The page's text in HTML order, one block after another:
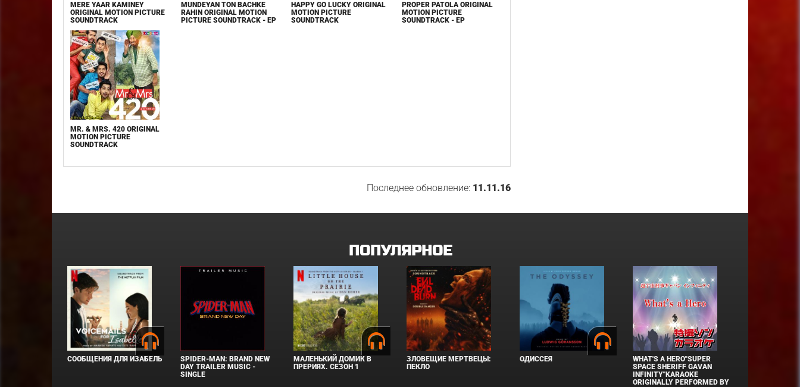
MERE YAAR KAMINEY
ORIGINAL MOTION PICTURE
SOUNDTRACK
MUNDEYAN TON BACHKE
RAHIN ORIGINAL MOTION
PICTURE SOUNDTRACK - EP
HAPPY GO LUCKY ORIGINAL
MOTION PICTURE
SOUNDTRACK
PROPER PATOLA ORIGINAL
MOTION PICTURE
SOUNDTRACK - EP
MR. & MRS. 420 ORIGINAL
MOTION PICTURE
SOUNDTRACK
Последнее обновление: 11.11.16
ПОПУЛЯРНОЕ
СООБЩЕНИЯ ДЛЯ ИЗАБЕЛЬ
SPIDER-MAN: BRAND NEW
DAY TRAILER MUSIC -
SINGLE
МАЛЕНЬКИЙ ДОМИК В
ПРЕРИЯХ. СЕЗОН 1
ЗЛОВЕЩИЕ МЕРТВЕЦЫ:
ПЕКЛО
ОДИССЕЯ
WHAT'S A HERO"SUPER
SPACE SHERIFF GAVAN
INFINITY"KARAOKE
ORIGINALLY PERFORMED BY